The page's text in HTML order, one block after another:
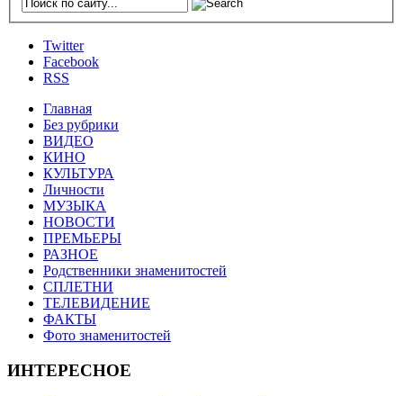
Twitter
Facebook
RSS
Главная
Без рубрики
ВИДЕО
КИНО
КУЛЬТУРА
Личности
МУЗЫКА
НОВОСТИ
ПРЕМЬЕРЫ
РАЗНОЕ
Родственники знаменитостей
СПЛЕТНИ
ТЕЛЕВИДЕНИЕ
ФАКТЫ
Фото знаменитостей
ИНТЕРЕСНОЕ